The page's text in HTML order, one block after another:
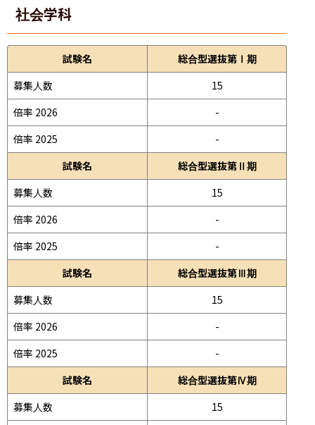
社会学科
試験名
総合型選抜第Ⅰ期
募集人数
15
倍率 2026
-
倍率 2025
-
試験名
総合型選抜第Ⅱ期
募集人数
15
倍率 2026
-
倍率 2025
-
試験名
総合型選抜第Ⅲ期
募集人数
15
倍率 2026
-
倍率 2025
-
試験名
総合型選抜第Ⅳ期
募集人数
15